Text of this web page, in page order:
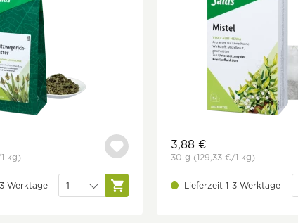
kg)
Werktage
3,88 €
30 g (129,33 €/1 kg)
Lieferzeit 1-3 Werktage